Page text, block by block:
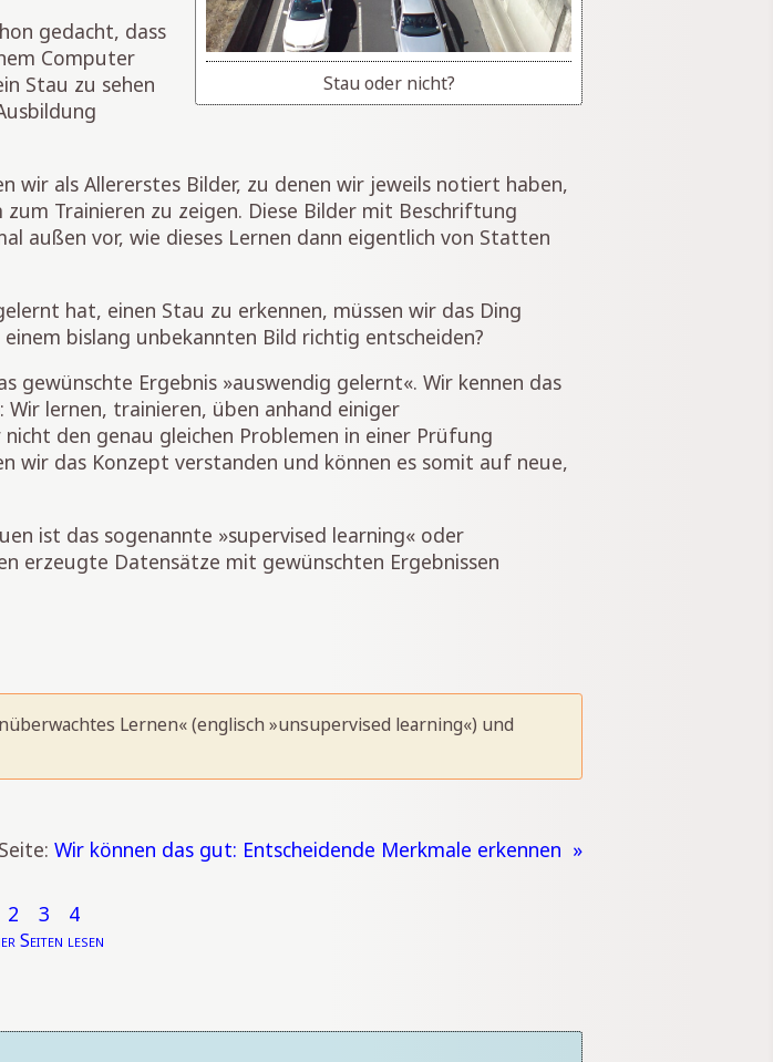
Stau oder nicht?
gedacht, dass
Computer
Stau zu sehen
wir als Allererstes Bilder, zu denen wir jeweils notiert haben,
Trainieren zu zeigen. Diese Bilder mit Beschriftung
außen vor, wie dieses Lernen dann eigentlich von Statten
hat, einen Stau zu erkennen, müssen wir das Ding
bislang unbekannten Bild richtig entscheiden?
gewünschte Ergebnis »auswendig gelernt«. Wir kennen das
Wir lernen, trainieren, üben anhand einiger
den genau gleichen Problemen in einer Prüfung
das Konzept verstanden und können es somit auf neue,
ist das sogenannte »supervised learning« oder
erzeugte Datensätze mit gewünschten Ergebnissen
Lernen« (englisch »unsupervised learning«) und
Wir können das gut: Entscheidende Merkmale erkennen »
2 3 4
Seiten lesen